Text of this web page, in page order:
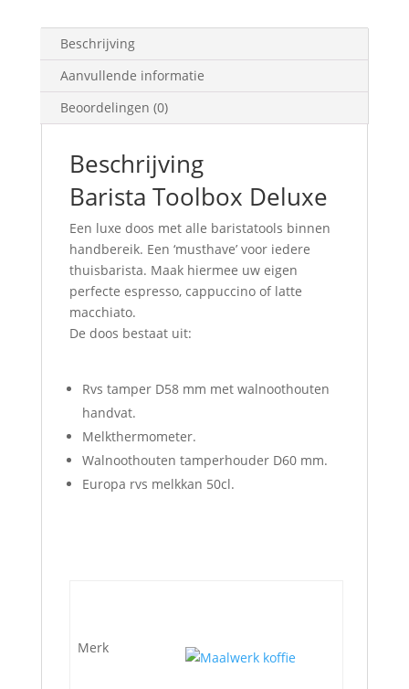
Beschrijving
Aanvullende informatie
Beoordelingen (0)
Beschrijving
Barista Toolbox Deluxe
Een luxe doos met alle baristatools binnen
handbereik. Een ‘musthave’ voor iedere
thuisbarista. Maak hiermee uw eigen
perfecte espresso, cappuccino of latte
macchiato.
De doos bestaat uit:
Rvs tamper D58 mm met walnoothouten
handvat.
Melkthermometer.
Walnoothouten tamperhouder D60 mm.
Europa rvs melkkan 50cl.
Merk